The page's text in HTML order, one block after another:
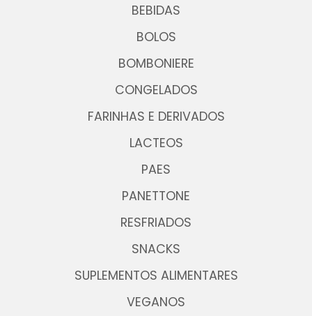
BEBIDAS
BOLOS
BOMBONIERE
CONGELADOS
FARINHAS E DERIVADOS
LACTEOS
PAES
PANETTONE
RESFRIADOS
SNACKS
SUPLEMENTOS ALIMENTARES
VEGANOS